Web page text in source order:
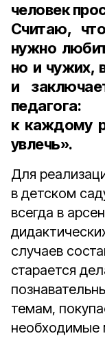
человек
Считаю,
нужно
но и чужих,
и
к каждому
увлечь».
Для
в детском
всегда в
случаев
старается
темам,
необходимые